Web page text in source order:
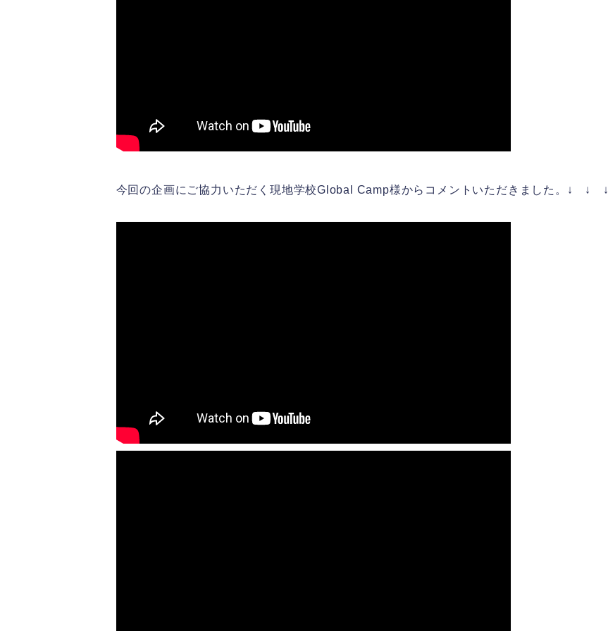
今回の企画にご協力いただく現地学校Global Camp様からコメントいただきました。↓ ↓ ↓